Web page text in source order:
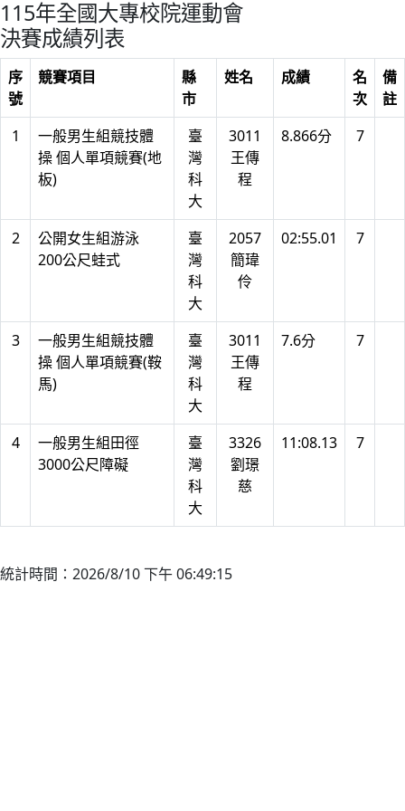
115年全國大專校院運動會
決賽成績列表
序
號
競賽項目
縣
市
姓名 成績
名
次
備
註
1
一般男生組競技體
操 個人單項競賽(地
板)
臺
灣
科
大
3011
王傳
程
8.866分 7
2
公開女生組游泳
200公尺蛙式
臺
灣
科
大
2057
簡瑋
伶
02:55.01 7
3
一般男生組競技體
操 個人單項競賽(鞍
馬)
臺
灣
科
大
3011
王傳
程
7.6分 7
4
一般男生組田徑
3000公尺障礙
臺
灣
科
大
3326
劉璟
慈
11:08.13 7
統計時間：2026/8/10 下午 06:49:15